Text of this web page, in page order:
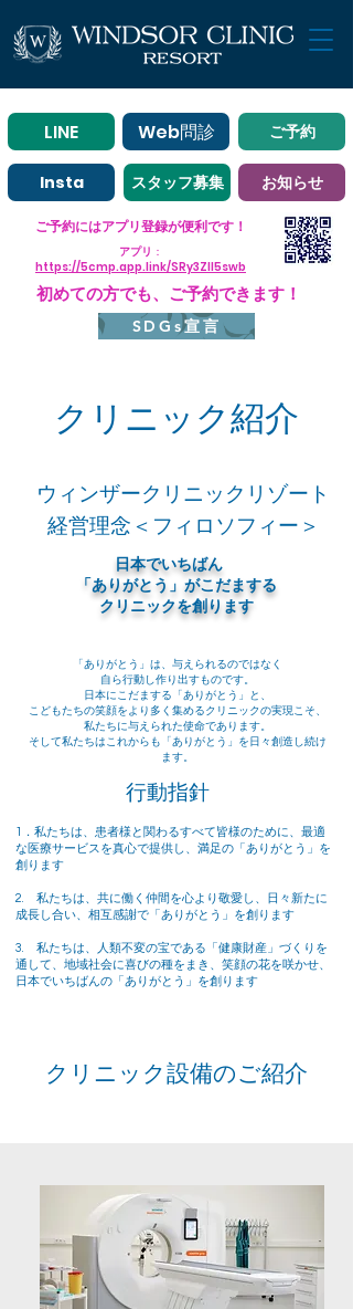
LINE Web問診 ご予約
Insta スタッフ募集 お知らせ
ご予約にはアプリ登録が便利です！
アプリ ：
https://5cmp.app.link/SRy3ZII5swb
SDGs宣言
初めての方でも、ご予約できます！
クリニック紹介
ウィンザークリニックリゾート
経営理念＜フィロソフィー＞
日本でいちばん
「ありがとう」がこだまする
クリニックを創ります
「ありがとう」は、与えられるのではなく
自ら行動し作り出すものです。
日本にこだまする「ありがとう」と、
こどもたちの笑顔をより多く集めるクリニックの実現こそ、
私たちに与えられた使命であります。
そして私たちはこれからも「ありがとう」を日々創造し続け
ます。
行動指針
1．私たちは、患者様と関わるすべて皆様のために、最適
な医療サービスを真心で提供し、満足の「ありがとう」を
創ります
​2. 私たちは、共に働く仲間を心より敬愛し、日々新たに
成長し合い、相互感謝で「ありがとう」を創ります
3. 私たちは、人類不変の宝である「健康財産」づくりを
通して、地域社会に喜びの種をまき、笑顔の花を咲かせ、
日本でいちばんの「ありがとう」を創ります
クリニック設備のご紹介